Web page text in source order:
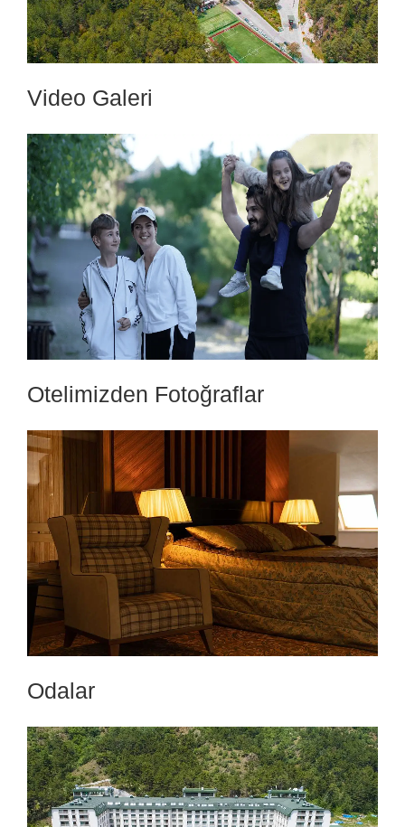
Video Galeri
Otelimizden Fotoğraflar
Odalar